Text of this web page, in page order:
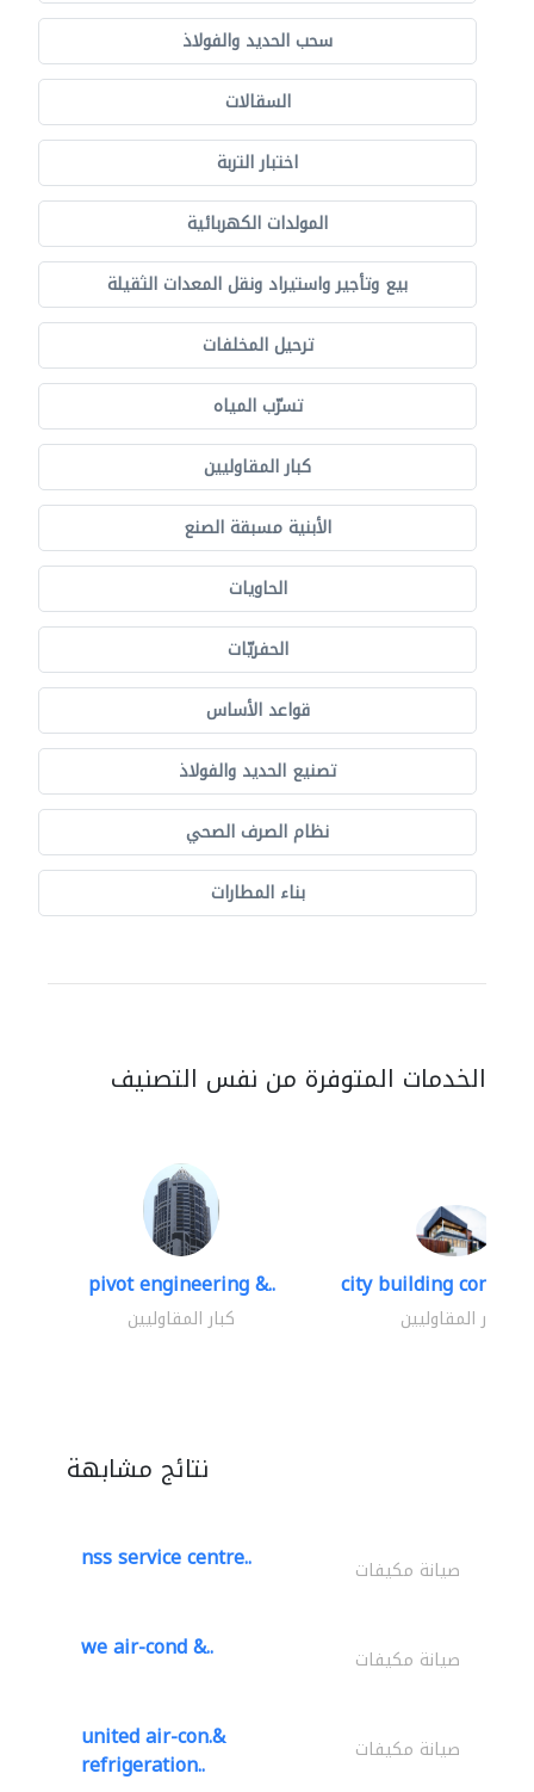
سحب الحديد والفولاذ
السقالات
اختبار التربة
المولدات الكهربائية
بيع وتأجير واستيراد ونقل المعدات الثقيلة
ترحيل المخلفات
تسرّب المياه
كبار المقاوليين
الأبنية مسبقة الصنع
الحاويات
الحفريّات
قواعد الأساس
تصنيع الحديد والفولاذ
نظام الصرف الصحي
بناء المطارات
الخدمات المتوفرة من نفس التصنيف
pivot engineering &..
كبار المقاوليين
city building
كبار المقاوليين
نتائج مشابهة
nss service centre.. صيانة مكيفات
we air-cond &.. صيانة مكيفات
united air-con.&
refrigeration.. صيانة مكيفات